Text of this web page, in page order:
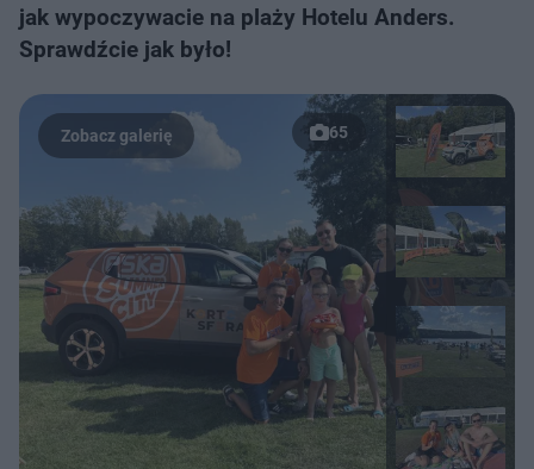
jak wypoczywacie na plaży Hotelu Anders.
Sprawdźcie jak było!
65